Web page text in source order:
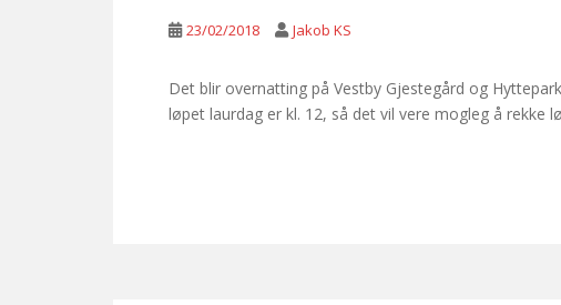
23/02/2018 Jakob KS
Det blir overnatting på Vestby Gjestegård og
løpet laurdag er kl. 12, så det vil vere mogleg å